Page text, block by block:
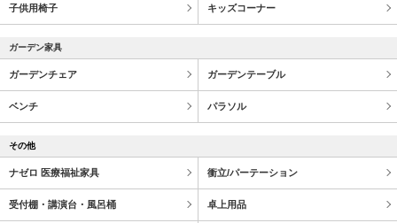
子供用椅子 キッズコーナー
ガーデン家具
ガーデンチェア ガーデンテーブル
ベンチ パラソル
その他
ナゼロ 医療福祉家具 衝立/パーテーション
受付棚・講演台・風呂桶 卓上用品